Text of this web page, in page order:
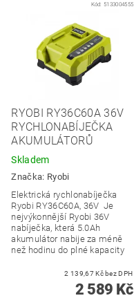
Kód:5133004555
RYOBI RY36C60A 36V
RYCHLONABÍJEČKA
AKUMULÁTORŮ
Skladem
Značka: Ryobi
Elektrická rychlonabíječka
Ryobi RY36C60A, 36V Je
nejvýkonnější Ryobi 36V
nabíječka, která 5.0Ah
akumulátor nabije za méně
než hodinu do plné kapacity
2 139,67 Kč bez DPH
2 589 Kč